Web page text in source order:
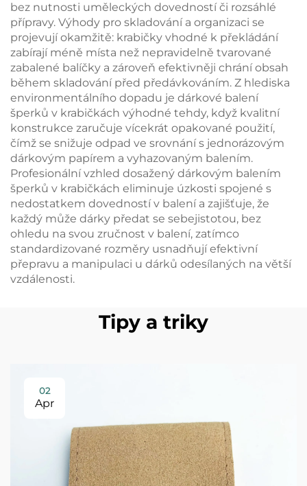
bez nutnosti uměleckých dovedností či rozsáhlé
přípravy. Výhody pro skladování a organizaci se
projevují okamžitě: krabičky vhodné k překládání
zabírají méně místa než nepravidelně tvarované
zabalené balíčky a zároveň efektivněji chrání obsah
během skladování před předávkováním. Z hlediska
environmentálního dopadu je dárkové balení
šperků v krabičkách výhodné tehdy, když kvalitní
konstrukce zaručuje vícekrát opakované použití,
čímž se snižuje odpad ve srovnání s jednorázovým
dárkovým papírem a vyhazovaným balením.
Profesionální vzhled dosažený dárkovým balením
šperků v krabičkách eliminuje úzkosti spojené s
nedostatkem dovedností v balení a zajišťuje, že
každý může dárky předat se sebejistotou, bez
ohledu na svou zručnost v balení, zatímco
standardizované rozměry usnadňují efektivní
přepravu a manipulaci u dárků odesílaných na větší
vzdálenosti.
Tipy a triky
02
Apr